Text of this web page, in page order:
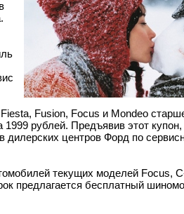
Fusion, Focus и Mondeo
рублей. Предъявив этот
дилерских центров Форд по
текущих моделей Focus,
предлагается бесплатный